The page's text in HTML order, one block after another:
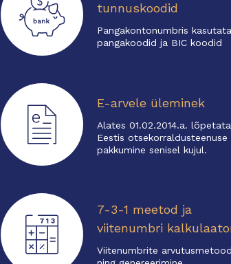
tunnuskoodid
Pangakontonumbris
pangakoodid ja BIC koodid
E-arvele üleminek
Alates 01.02.2014.a.
Eestis otsekorraldusteenuse
pakkumine senisel kujul.
7-3-1 meetod ja
viitenumbri
Viitenumbrite